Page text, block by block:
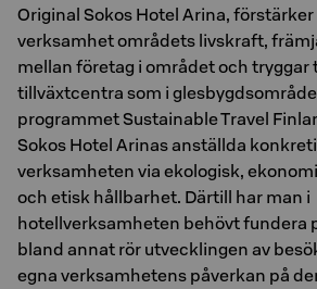
Original Sokos Hotel Arina,
verksamhet områdets livskraft,
mellan företag i området och tryggar
tillväxtcentra som i
programmet Sustainable Travel
Sokos Hotel Arinas anställda
verksamheten via ekologisk,
och etisk hållbarhet. Därtill har man i
hotellverksamheten behövt fundera
bland annat rör utvecklingen av
egna verksamhetens påverkan på